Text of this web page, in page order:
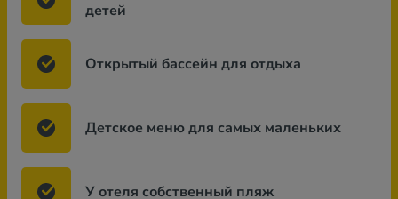
детей
Открытый бассейн для отдыха
Детское меню для самых маленьких
У отеля собственный пляж